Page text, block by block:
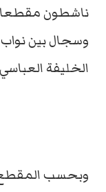
ناشطون مقطعا
وسجال بين
الخليفة
وبحسب المقطع